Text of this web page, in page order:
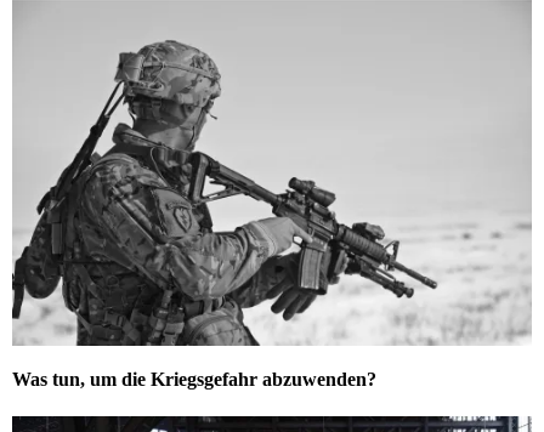
Was tun, um die Kriegsgefahr abzuwenden?